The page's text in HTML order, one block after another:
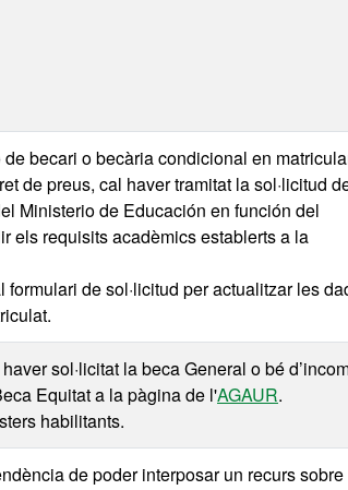
becari o becària condicional en
de preus, cal haver tramitat la sol·licitud
Ministerio de Educación en función del
els requisits acadèmics establerts a la
de sol·licitud per actualitzar les
sol·licitat la beca General o bé
Equitat a la pàgina de l'AGAUR.
habilitants.
de poder interposar un recurs